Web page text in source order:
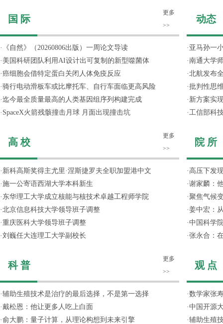
国 际
更多
>>
·
《自然》（20260806出版）一周论文导读
· 美国科研团队利用AI设计出可复制的新型噬菌体
·癌细胞会借特定蛋白关闭人体免疫反应
·骑行电动滑板车或比摩托车、自行车面临更高风险
·迄今最全质量最高的人类基因组序列构建完成
· SpaceX火箭残骸撞击月球 月面出现撞击坑
高 校
更多
>>
· 新科高斯奖得主尤里·涅斯捷罗夫全职加盟港中文
·施一公寄语西湖大学本科新生
· 东华理工大学成立核能与核技术卓越工程师学院
·北京信息科技大学领导班子调整
·重庆医科大学领导班子调整
·刘巍任大连理工大学副校长
科 普
更多
>>
·辅助生殖技术是治疗的最后选择，不是第一选择
·戴松恩：他让更多人吃上白面
·俞大鹏：量子计算，从理论构想到未来引擎
动态
· 亚马孙一
·南通大学
·北航发布
·批判性思
· 新方案实
·工信部科
院 所
· 高压下发
·谢家麟：
·聚焦气候
·姜中宏：
·中国科学
·张永合：
观 点
·数学家张
·中国开源
·辅助生殖